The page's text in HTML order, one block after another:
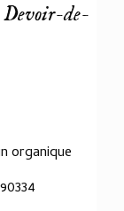
Devoir-de-
organique